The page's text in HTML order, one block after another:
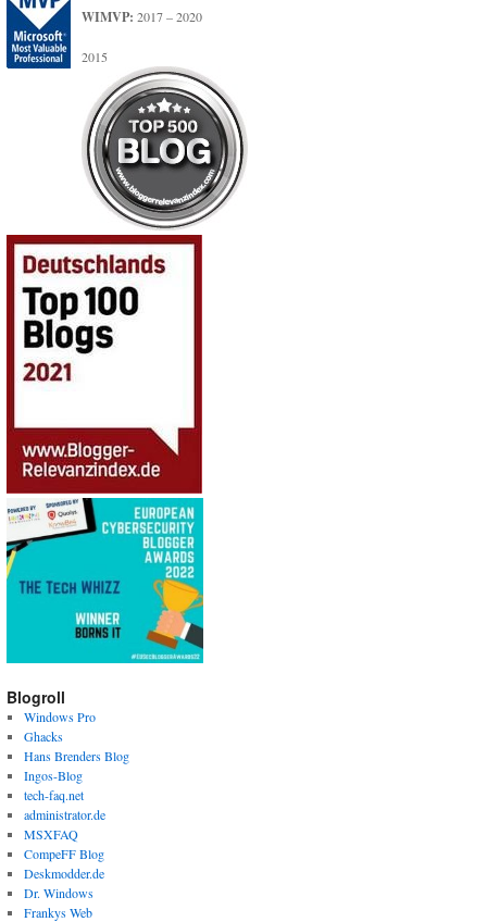
WIMVP: 2017 – 2020
2015
Blogroll
Windows Pro
Ghacks
Hans Brenders Blog
Ingos-Blog
tech-faq.net
administrator.de
MSXFAQ
CompeFF Blog
Deskmodder.de
Dr. Windows
Frankys Web